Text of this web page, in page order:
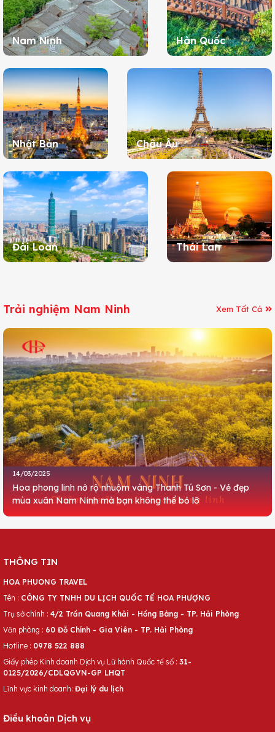
Nam Ninh Hàn Quốc
Nhật Bản Châu Âu
Đài Loan Thái Lan
Trải nghiệm Nam Ninh Xem Tất Cả
14/03/2025
Hoa phong linh nở rộ nhuộm vàng Thanh Tú Sơn - Vẻ đẹp
mùa xuân Nam Ninh mà bạn không thể bỏ lỡ
THÔNG TIN
HOA PHUONG TRAVEL
Tên : CÔNG TY TNHH DU LỊCH QUỐC TẾ HOA PHƯỢNG
Trụ sở chính : 4/2 Trần Quang Khải - Hồng Bàng - TP. Hải Phòng
Văn phòng : 60 Đỗ Chính - Gia Viên - TP. Hải Phòng
Hotline : 0978 522 888
Giấy phép Kinh doanh Dịch vụ Lữ hành Quốc tế số : 31-
0125/2026/CDLQGVN-GP LHQT
Lĩnh vực kinh doanh: Đại lý du lịch
Điều khoản Dịch vụ